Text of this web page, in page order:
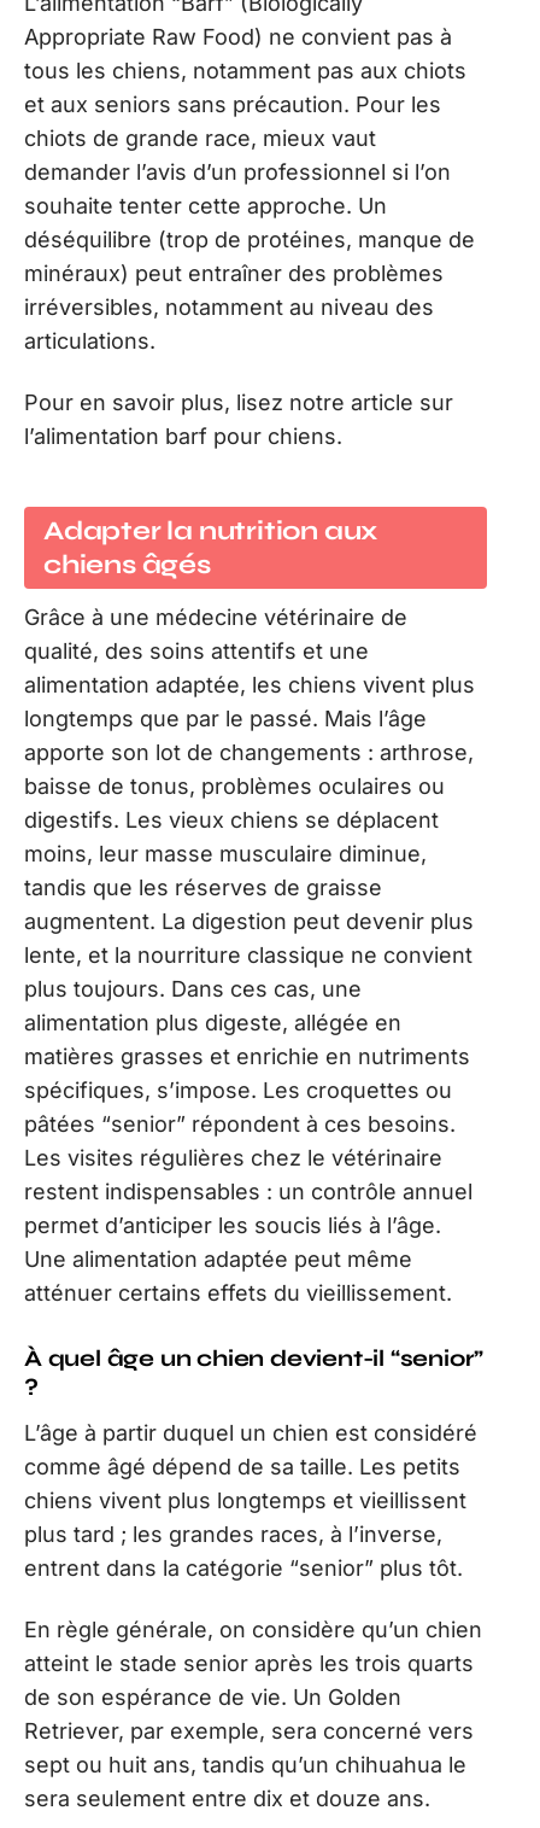
Appropriate Raw Food) ne convient pas à
tous les chiens, notamment pas aux chiots
et aux seniors sans précaution. Pour les
chiots de grande race, mieux vaut
demander l’avis d’un professionnel si l’on
souhaite tenter cette approche. Un
déséquilibre (trop de protéines, manque de
minéraux) peut entraîner des problèmes
irréversibles, notamment au niveau des
articulations.
Pour en savoir plus, lisez notre article sur
l’alimentation barf pour chiens.
Adapter la nutrition aux
chiens âgés
Grâce à une médecine vétérinaire de
qualité, des soins attentifs et une
alimentation adaptée, les chiens vivent plus
longtemps que par le passé. Mais l’âge
apporte son lot de changements : arthrose,
baisse de tonus, problèmes oculaires ou
digestifs. Les vieux chiens se déplacent
moins, leur masse musculaire diminue,
tandis que les réserves de graisse
augmentent. La digestion peut devenir plus
lente, et la nourriture classique ne convient
plus toujours. Dans ces cas, une
alimentation plus digeste, allégée en
matières grasses et enrichie en nutriments
spécifiques, s’impose. Les croquettes ou
pâtées “senior” répondent à ces besoins.
Les visites régulières chez le vétérinaire
restent indispensables : un contrôle annuel
permet d’anticiper les soucis liés à l’âge.
Une alimentation adaptée peut même
atténuer certains effets du vieillissement.
À quel âge un chien devient-il “senior”
?
L’âge à partir duquel un chien est considéré
comme âgé dépend de sa taille. Les petits
chiens vivent plus longtemps et vieillissent
plus tard ; les grandes races, à l’inverse,
entrent dans la catégorie “senior” plus tôt.
En règle générale, on considère qu’un chien
atteint le stade senior après les trois quarts
de son espérance de vie. Un Golden
Retriever, par exemple, sera concerné vers
sept ou huit ans, tandis qu’un chihuahua le
sera seulement entre dix et douze ans.